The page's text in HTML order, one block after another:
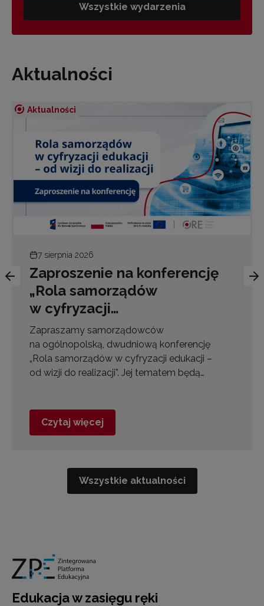
Wszystkie wydarzenia
Aktualności
Aktualności
7 sierpnia 2026
Zaproszenie na konferencję
„Rola samorządów
w cyfryzacji…
Zapraszamy samorządowców
na ogólnopolską, dwudniową konferencję
„Rola samorządów w cyfryzacji edukacji –
od wizji do realizacji”. Jej tematem będą…
Czytaj więcej
Wszystkie aktualności
Edukacja w zasięgu ręki